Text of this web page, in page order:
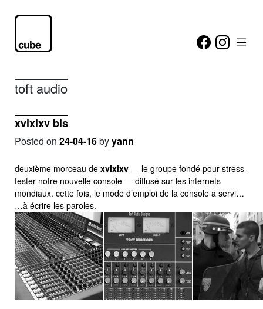
toft audio
xvixixv bis
Posted on 24-04-16byyann
deuxième morceau de xvixixv — le groupe fondé pour stress-
tester notre nouvelle console — diffusé sur les internets
mondiaux. cette fois, le mode d’emploi de la console a servi…
…à écrire les paroles.